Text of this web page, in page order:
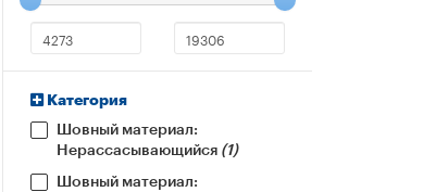
Категория
Шовный материал:
Нерассасывающийся (1)
Шовный материал: